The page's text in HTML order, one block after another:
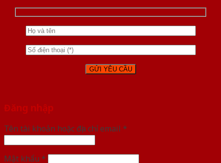
Đăng nhập
Tên tài khoản hoặc địa chỉ email *
Mật khẩu *